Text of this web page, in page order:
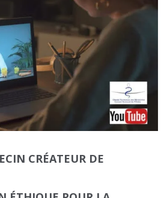
CRÉATEUR DE